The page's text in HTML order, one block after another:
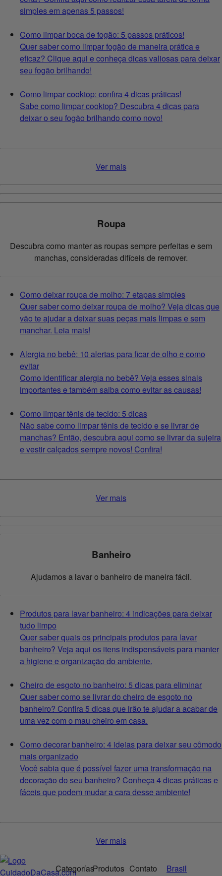
simples em apenas 5 passos!
Como limpar boca de fogão: 5 passos práticos!
Quer saber como limpar fogão de maneira prática e
eficaz? Clique aqui e conheça dicas valiosas para deixar
seu fogão brilhando!
Como limpar cooktop: confira 4 dicas práticas!
Sabe como limpar cooktop? Descubra 4 dicas para
deixar o seu fogão brilhando como novo!
Ver mais
Roupa
Descubra como manter as roupas sempre perfeitas e sem
manchas, consideradas difíceis de remover.
Como deixar roupa de molho: 7 etapas simples
Quer saber como deixar roupa de molho? Veja dicas que
vão te ajudar a deixar suas peças mais limpas e sem
manchar. Leia mais!
Alergia no bebê: 10 alertas para ficar de olho e como
evitar
Como identificar alergia no bebê? Veja esses sinais
importantes e também saiba como evitar as causas!
Como limpar tênis de tecido: 5 dicas
Não sabe como limpar tênis de tecido e se livrar de
manchas? Então, descubra aqui como se livrar da sujeira
e vestir calçados sempre novos! Confira!
Ver mais
Banheiro
Ajudamos a lavar o banheiro de maneira fácil.
Produtos para lavar banheiro: 4 indicações para deixar
tudo limpo
Quer saber quais os principais produtos para lavar
banheiro? Veja aqui os itens indispensáveis para manter
a higiene e organização do ambiente.
Cheiro de esgoto no banheiro: 5 dicas para eliminar
Quer saber como se livrar do cheiro de esgoto no
banheiro? Confira 5 dicas que irão te ajudar a acabar de
uma vez com o mau cheiro em casa.
Como decorar banheiro: 4 ideias para deixar seu cômodo
mais organizado
Você sabia que é possível fazer uma transformação na
decoração do seu banheiro? Conheça 4 dicas práticas e
fáceis que podem mudar a cara desse ambiente!
Ver mais
CategoríasProdutos Contato
Brasil